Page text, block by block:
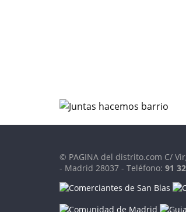
© PAGINA del distrito.com C/
- Madrid 28037 - Teléfono: 91